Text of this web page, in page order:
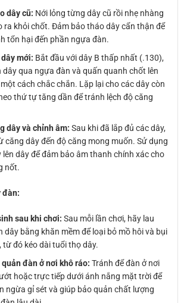
dây cũ: Nới lỏng từng dây cũ rồi nhẹ nhàng
ra khỏi chốt. Đảm bảo tháo dây cẩn thận để
tổn hại đến phần ngựa đàn.
mới: Bắt đầu với dây B thấp nhất (.130),
dây qua ngựa đàn và quấn quanh chốt lên
cách chắc chắn. Lặp lại cho các dây còn
thứ tự tăng dần để tránh lệch độ căng
dây và chỉnh âm: Sau khi đã lắp đủ các dây,
căng dây đến độ căng mong muốn. Sử dụng
lên dây để đảm bảo âm thanh chính xác cho
nốt.
đàn:
sau khi chơi: Sau mỗi lần chơi, hãy lau
dây bằng khăn mềm để loại bỏ mồ hôi và bụi
từ đó kéo dài tuổi thọ dây.
quản đàn ở nơi khô ráo: Tránh để đàn ở nơi
hoặc trực tiếp dưới ánh nắng mặt trời để
ngừa gỉ sét và giúp bảo quản chất lượng